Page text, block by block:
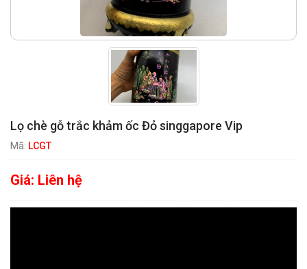
Lọ chè gỗ trắc khảm ốc Đỏ singgapore Vip
Mã: LCGT
Giá: Liên hệ